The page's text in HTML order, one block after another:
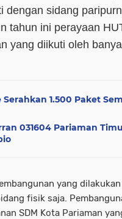
dengan sidang
tahun ini perayaan
yang diikuti oleh
Serahkan 1.500 Paket
031604 Pariaman
yang
fisik saja.
SDM Kota Pariaman